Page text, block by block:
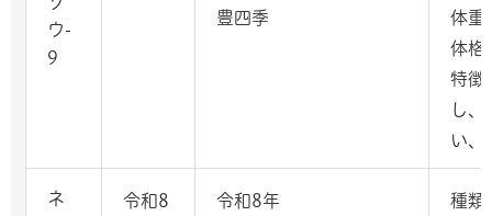
ウ-
9
豊四季
体重
体格
特徴
し、
い、
ネ
令和8
令和8年
種類